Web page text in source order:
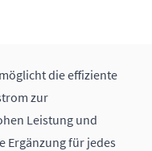
die effiziente
zur
Leistung und
Ergänzung für jedes